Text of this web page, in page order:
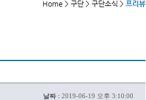
Home > 구단 > 구단소식 > 프리뷰
날짜 : 2019-06-19 오후 3:10:00